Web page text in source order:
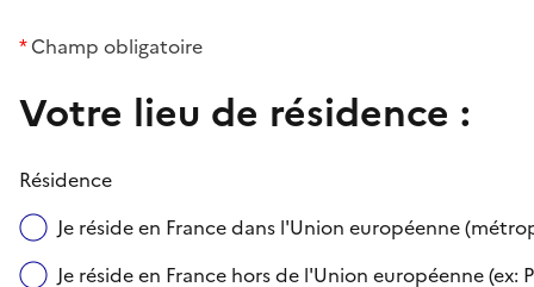
*Champ obligatoire
Votre lieu de résidence :
Résidence
Je réside en France dans l'Union européenne
Je réside en France hors de l'Union européenne